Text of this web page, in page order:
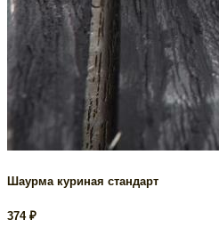
Шаурма куриная стандарт
374 ₽